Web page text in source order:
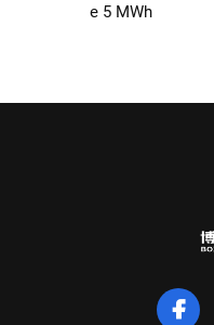
e 5 MWh